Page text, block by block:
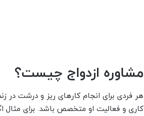
مشاوره ازدواج چیست؟
هر فردی برای انجام کارهای ریز و درشت در
کاری و فعالیت او متخصص باشد. برای مثال